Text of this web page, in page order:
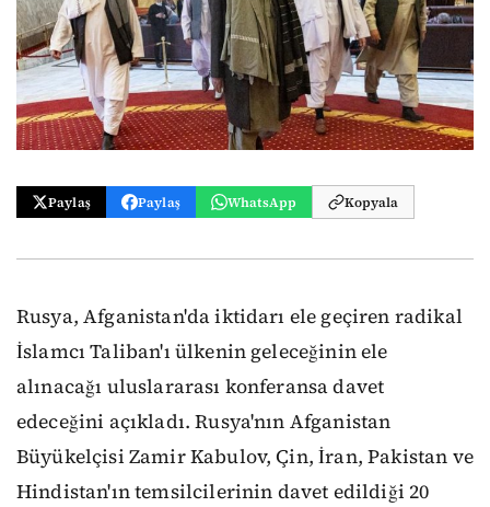
Paylaş Paylaş WhatsApp Kopyala
Rusya, Afganistan'da iktidarı ele geçiren radikal
İslamcı Taliban'ı ülkenin geleceğinin ele
alınacağı uluslararası konferansa davet
edeceğini açıkladı. Rusya'nın Afganistan
Büyükelçisi Zamir Kabulov, Çin, İran, Pakistan ve
Hindistan'ın temsilcilerinin davet edildiği 20